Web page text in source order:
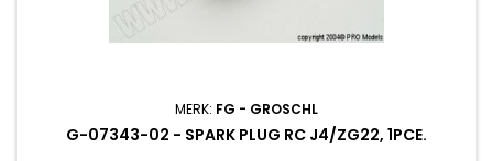
MERK: FG - GROSCHL
G-07343-02 - SPARK PLUG RC J4/ZG22, 1PCE.